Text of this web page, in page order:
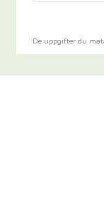
De uppgifter du